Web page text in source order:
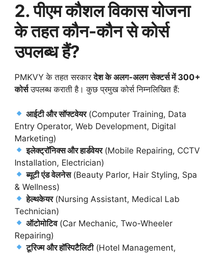
2. पीएम कौशल विकास योजना
के तहत कौन-कौन से कोर्स
उपलब्ध हैं?
PMKVY के तहत सरकारदेश के अलग-अलग सेक्टर्स में 300+
कोर्सउपलब्ध कराती है। कुछ प्रमुख कोर्स निम्नलिखित हैं:
आईटी और सॉफ्टवेयर(Computer Training, Data
Entry Operator, Web Development, Digital
Marketing)
इलेक्ट्रॉनिक्स और हार्डवेयर(Mobile Repairing, CCTV
Installation, Electrician)
ब्यूटी एंड वेलनेस(Beauty Parlor, Hair Styling, Spa
& Wellness)
हेल्थकेयर(Nursing Assistant, Medical Lab
Technician)
ऑटोमोटिव(Car Mechanic, Two-Wheeler
Repairing)
टूरिज्म और हॉस्पिटैलिटी(Hotel Management,